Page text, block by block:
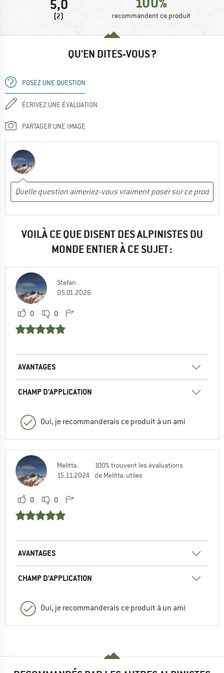
5,0
(2) recommandent ce produit
QU'EN DITES-VOUS ?
POSEZ UNE QUESTION
ÉCRIVEZ UNE ÉVALUATION
PARTAGER UNE IMAGE
VOILÀ CE QUE DISENT DES ALPINISTES DU
MONDE ENTIER À CE SUJET :
Stefan
05.01.2026
0 0
AVANTAGES
CHAMP D'APPLICATION
Oui, je recommanderais ce produit à un ami
Melitta.
15.11.2024
100% trouvent les évaluations
de Melitta. utiles
0 0
AVANTAGES
CHAMP D'APPLICATION
Oui, je recommanderais ce produit à un ami